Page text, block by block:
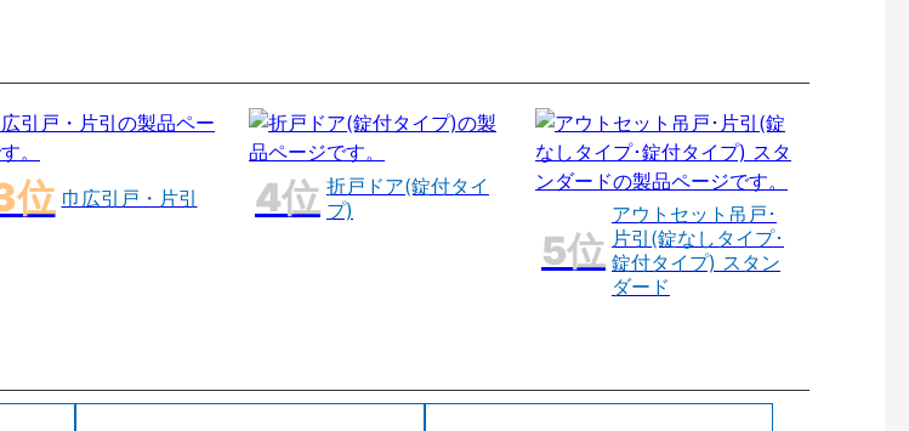
巾広引戸・片引
折戸ドア(錠付タイ
プ)
アウトセット吊戸･
片引(錠なしタイプ･
錠付タイプ) スタン
ダード